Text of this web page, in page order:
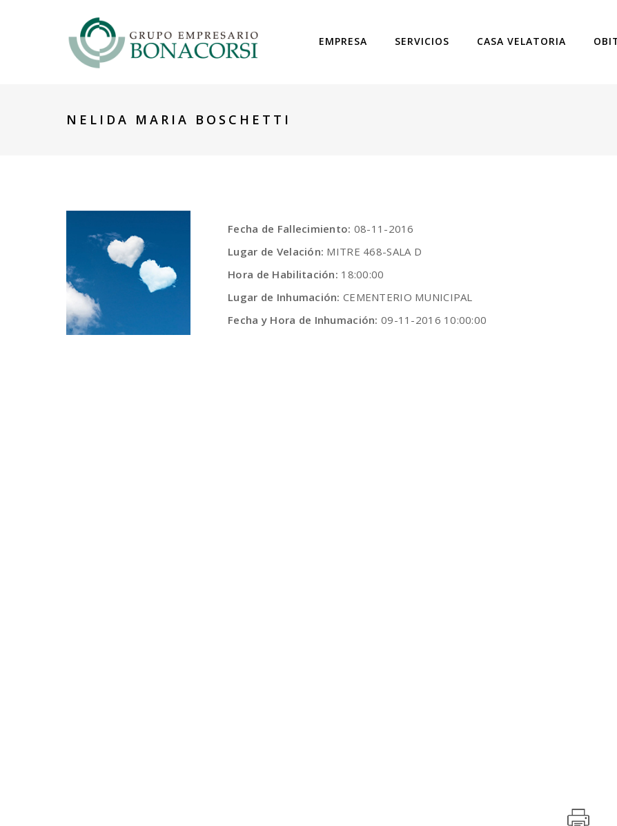
EMPRESA SERVICIOS CASA VELATORIA
NELIDA MARIA BOSCHETTI
Fecha de Fallecimiento: 08-11-2016
Lugar de Velación: MITRE 468-SALA D
Hora de Habilitación: 18:00:00
Lugar de Inhumación:CEMENTERIO MUNICIPAL
Fecha y Hora de Inhumación: 09-11-2016 10:00:00